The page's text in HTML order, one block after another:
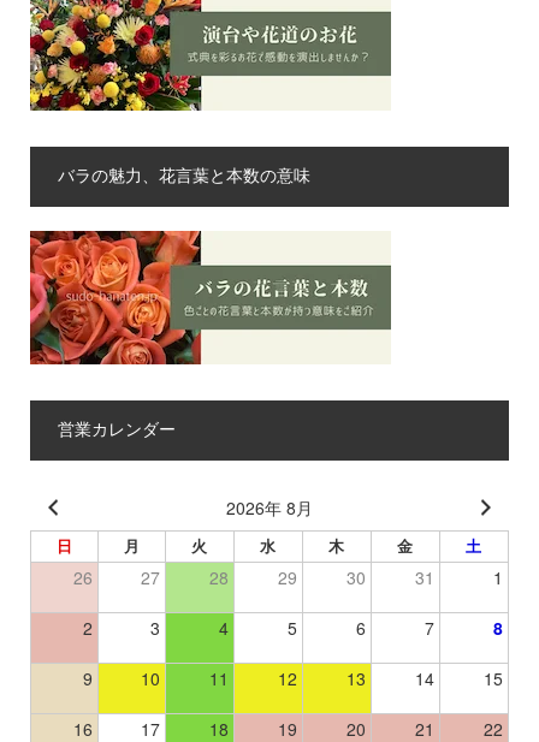
バラの魅力、花言葉と本数の意味
営業カレンダー
2026年 8月
日 月 火 水 木 金 土
26 27 28 29 30 31 1
2 3 4 5 6 7 8
9 10 11 12 13 14 15
16 17 18 19 20 21 22